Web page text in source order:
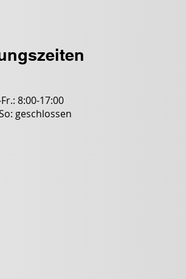
8:00-17:00
geschlossen